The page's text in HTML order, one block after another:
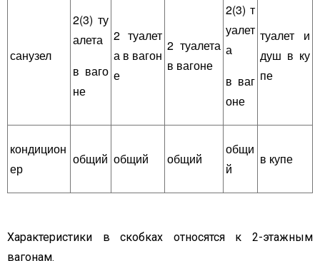
санузел
2(3) ту
алета
в ваго
не
2 туалет
а в вагон
е
2 туалета
в вагоне
2(3) т
уалет
а
в ваг
оне
туалет и
душ в ку
пе
кондицион
ер
общий общий общий
общи
й
в купе
Характеристики в скобках относятся к 2-этажным
вагонам.